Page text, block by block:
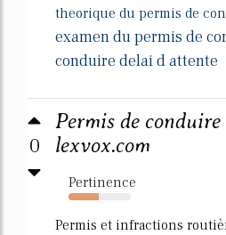
theorique du permis de
examen du permis de
conduire delai d attente
0
Permis de
lexvox.com
Pertinence
48%
Permis et infractions